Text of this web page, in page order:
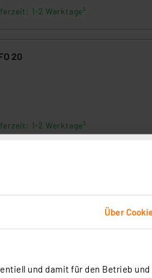
Über
und damit für den Betrieb und
1-2 Werktage²
20
1-2 Werktage²
1-2 Werktage²